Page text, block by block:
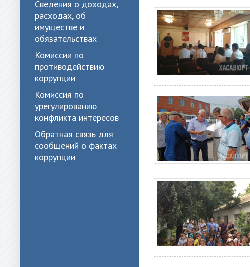
Сведения о доходах,
расходах, об
имуществе и
обязательствах
Комиссии по
противодействию
коррупции
Комиссия по
урегулированию
конфликта интересов
Обратная связь для
сообщений о фактах
коррупции